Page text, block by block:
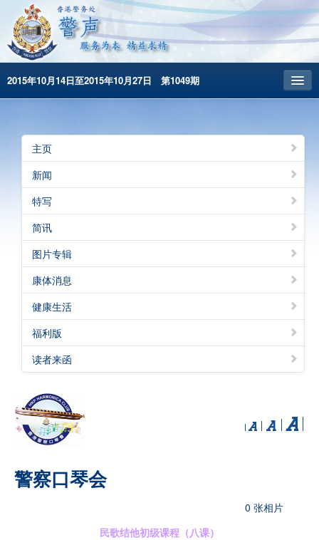
2015年10月14日至2015年10月27日 第1049期
昔日警声
警务处主页
繁體版
English
主页
新闻
特写
简讯
图片专辑
康体消息
健康生活
福利版
读者来函
警察口琴会
0 张相片
民歌结他初级课程（八课）